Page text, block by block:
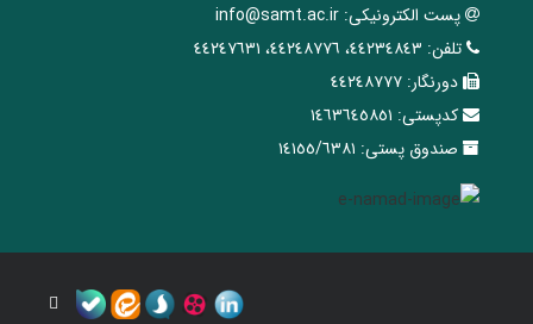
پست الکترونیکی: info@samt.ac.ir
تلفن: ٤٤٢٣٤٨٤٣، ٤٤٢٤٨٧٧٦، ٤٤٢٤٧٦٣١
دورنگار: ٤٤٢٤٨٧٧٧
کدپستی: ١٤٦٣٦٤٥٨٥١
صندوق پستی: ١٤١٥٥/٦٣٨١